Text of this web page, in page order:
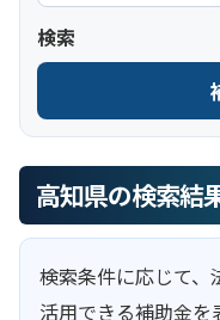
検索
高知県の検索結
検索条件に応じて、
活用できる補助金